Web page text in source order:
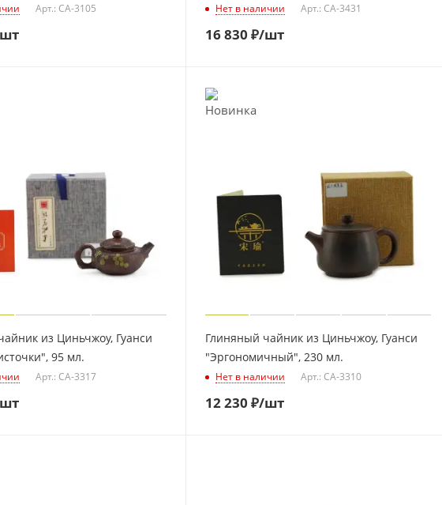
Арт.: CA-3105 Нет в наличии Арт.: CA-3431
16 830 ₽/шт
из Циньчжоу, Гуанси
95 мл.
Арт.: CA-3317
Глиняный чайник из Циньчжоу, Гуанси
"Эргономичный", 230 мл.
Нет в наличии Арт.: CA-3310
12 230 ₽/шт